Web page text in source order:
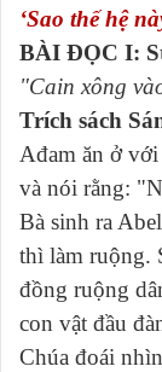
‘Sao thế hệ
BÀI ĐỌC I:
"Cain xông
Trích sách
Ađam ăn ở
và nói rằng:
Bà sinh ra
thì làm ruộng.
đồng ruộng
con vật đầu
Chúa đoái